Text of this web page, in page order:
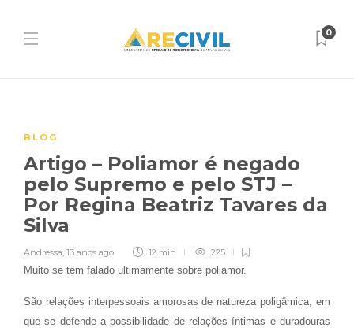
0
BLOG
Artigo – Poliamor é negado
pelo Supremo e pelo STJ –
Por Regina Beatriz Tavares da
Silva
Andressa, 13 anos ago 12 min 225
Muito se tem falado ultimamente sobre poliamor.
São relações interpessoais amorosas de natureza poligâmica, em
que se defende a possibilidade de relações íntimas e duradouras